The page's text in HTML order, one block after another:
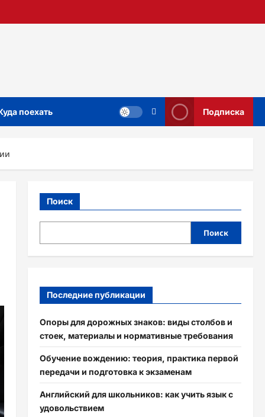
поехать Подписка
Поиск
Поиск
Последние публикации
Опоры для дорожных знаков: виды столбов и
стоек, материалы и нормативные требования
Обучение вождению: теория, практика первой
передачи и подготовка к экзаменам
Английский для школьников: как учить язык с
удовольствием